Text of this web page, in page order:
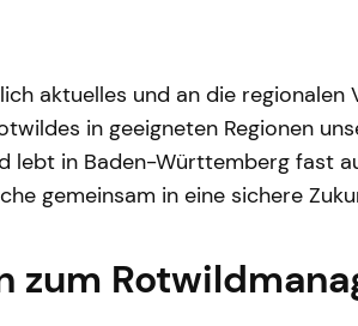
aktuelles und an die
in geeigneten Regionen
lebt in Baden-Württemberg fast
gemeinsam in eine sichere
zum